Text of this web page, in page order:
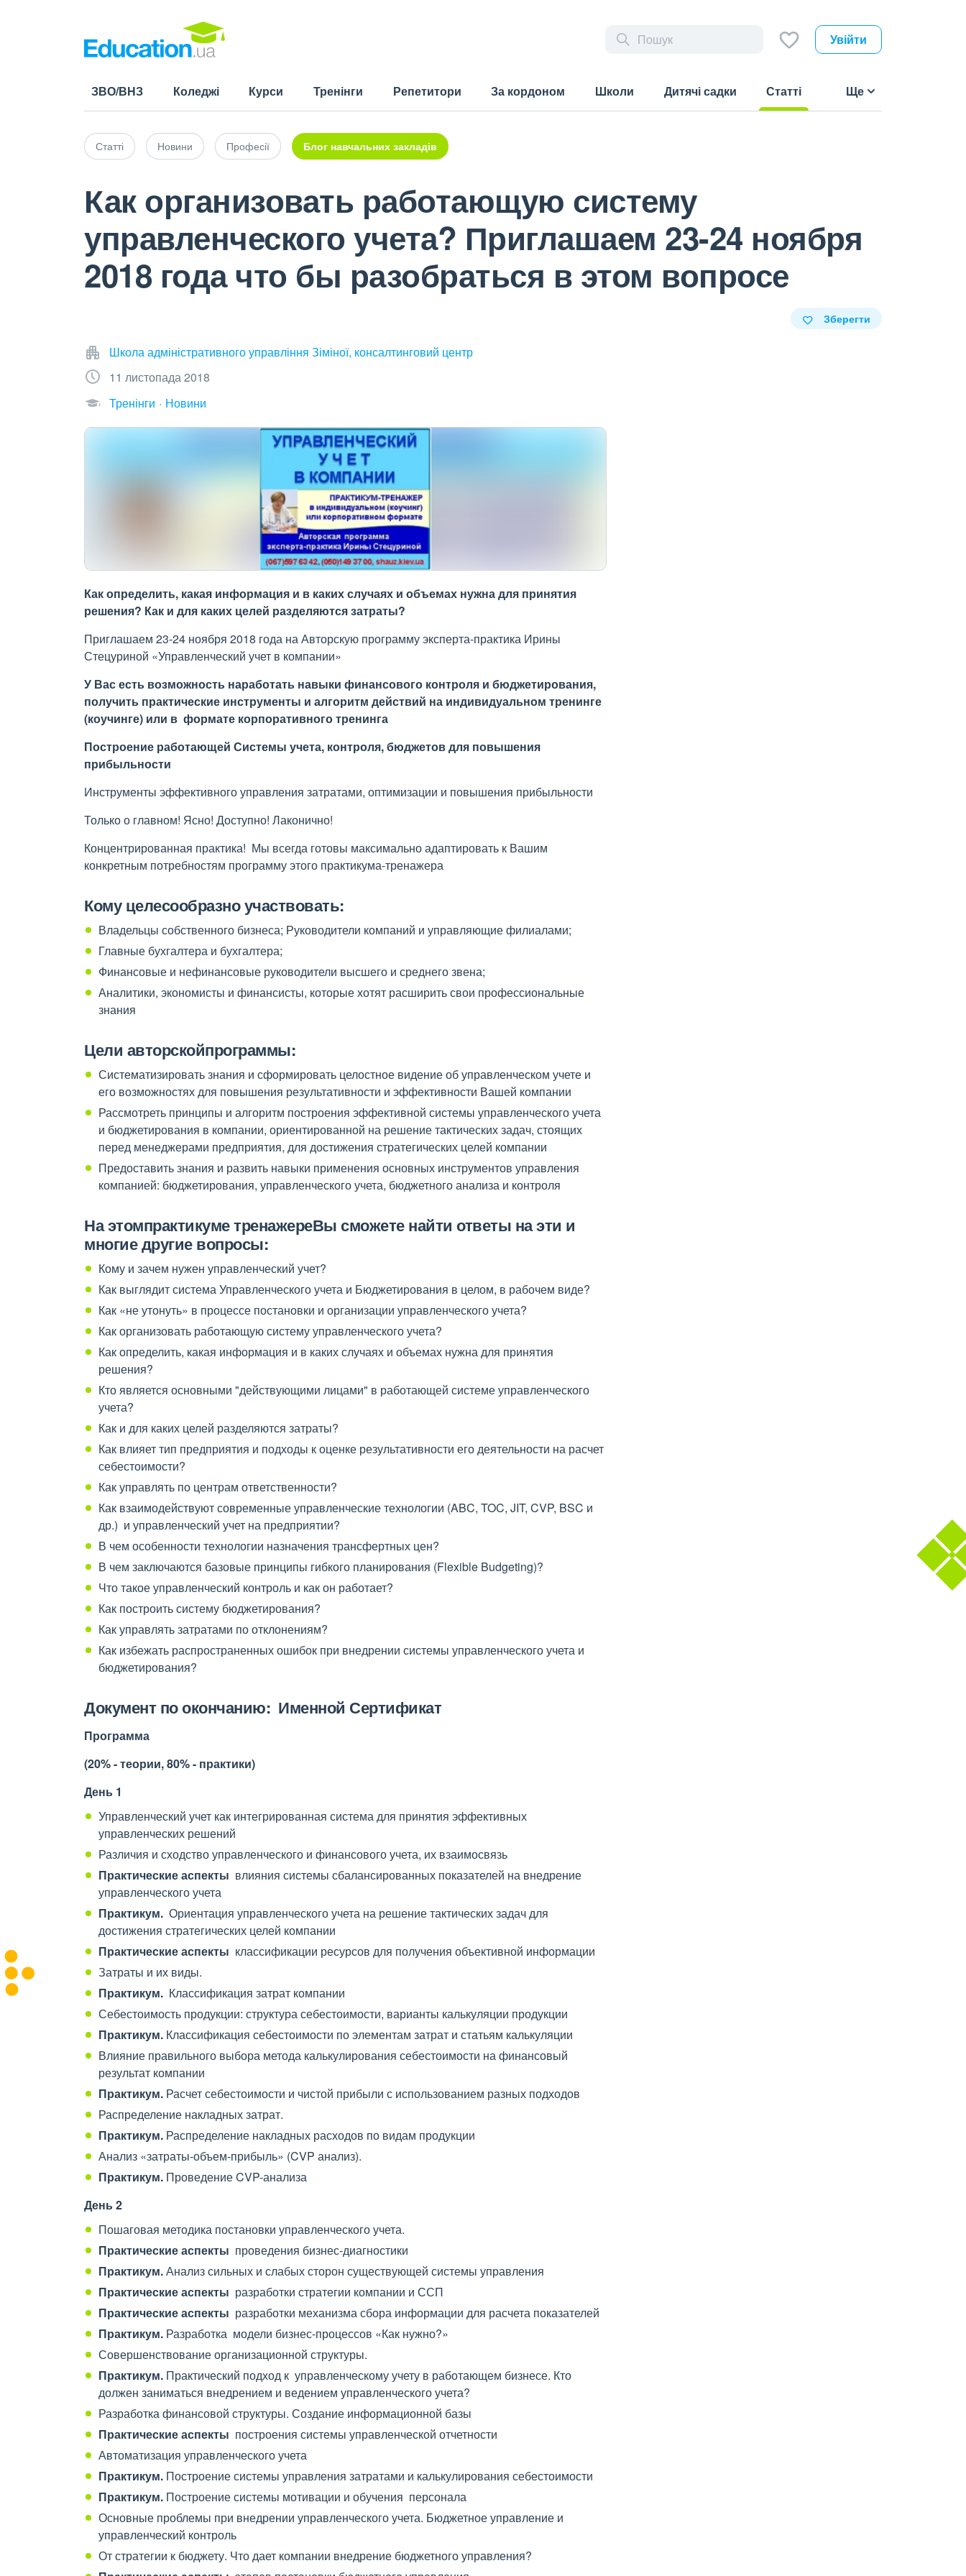
Увійти
ЗВО/ВНЗ Коледжі Курси Тренінги Репетитори За кордоном Школи Дитячі садки
Статті
Ще
Статті Новини Професії Блог навчальних закладів
Как организовать работающую систему
управленческого учета? Приглашаем 23-24 ноября
2018 года что бы разобраться в этом вопросе
Зберегти
Школа адміністративного управління Зіміної, консалтинговий центр
11 листопада 2018
Тренінги
Новини
Как определить, какая информация и в каких случаях и объемах нужна для принятия
решения? Как и для каких целей разделяются затраты?
Приглашаем 23-24 ноября 2018 года на Авторскую программу эксперта-практика Ирины
Стецуриной «Управленческий учет в компании»
У Вас есть возможность наработать навыки финансового контроля и бюджетирования,
получить практические инструменты и алгоритм действий на индивидуальном тренинге
(коучинге) или в формате корпоративного тренинга
Построение работающей Системы учета, контроля, бюджетов для повышения
прибыльности
Инструменты эффективного управления затратами, оптимизации и повышения прибыльности
Только о главном! Ясно! Доступно! Лаконично!
Концентрированная практика! Мы всегда готовы максимально адаптировать к Вашим
конкретным потребностям программу этого практикума-тренажера
Кому целесообразно участвовать:
Владельцы собственного бизнеса; Руководители компаний и управляющие филиалами;
Главные бухгалтера и бухгалтера;
Финансовые и нефинансовые руководители высшего и среднего звена;
Аналитики, экономисты и финансисты, которые хотят расширить свои профессиональные
знания
Цели авторскойпрограммы:
Систематизировать знания и сформировать целостное видение об управленческом учете и
его возможностях для повышения результативности и эффективности Вашей компании
Рассмотреть принципы и алгоритм построения эффективной системы управленческого учета
и бюджетирования в компании, ориентированной на решение тактических задач, стоящих
перед менеджерами предприятия, для достижения стратегических целей компании
Предоставить знания и развить навыки применения основных инструментов управления
компанией: бюджетирования, управленческого учета, бюджетного анализа и контроля
На этомпрактикуме тренажереВы сможете найти ответы на эти и
многие другие вопросы:
Кому и зачем нужен управленческий учет?
Как выглядит система Управленческого учета и Бюджетирования в целом, в рабочем виде?
Как «не утонуть» в процессе постановки и организации управленческого учета?
Как организовать работающую систему управленческого учета?
Как определить, какая информация и в каких случаях и объемах нужна для принятия
решения?
Кто является основными "действующими лицами" в работающей системе управленческого
учета?
Как и для каких целей разделяются затраты?
Как влияет тип предприятия и подходы к оценке результативности его деятельности на расчет
себестоимости?
Как управлять по центрам ответственности?
Как взаимодействуют современные управленческие технологии (ABC, TOC, JIT, CVP, BSC и
др.) и управленческий учет на предприятии?
В чем особенности технологии назначения трансфертных цен?
В чем заключаются базовые принципы гибкого планирования (Flexible Budgeting)?
Что такое управленческий контроль и как он работает?
Как построить систему бюджетирования?
Как управлять затратами по отклонениям?
Как избежать распространенных ошибок при внедрении системы управленческого учета и
бюджетирования?
Документ по окончанию: Именной Сертификат
Программа
(20% - теории, 80% - практики)
День 1
Управленческий учет как интегрированная система для принятия эффективных
управленческих решений
Различия и сходство управленческого и финансового учета, их взаимосвязь
Практические аспекты влияния системы сбалансированных показателей на внедрение
управленческого учета
Практикум. Ориентация управленческого учета на решение тактических задач для
достижения стратегических целей компании
Практические аспекты классификации ресурсов для получения объективной информации
Затраты и их виды.
Практикум. Классификация затрат компании
Себестоимость продукции: структура себестоимости, варианты калькуляции продукции
Практикум. Классификация себестоимости по элементам затрат и статьям калькуляции
Влияние правильного выбора метода калькулирования себестоимости на финансовый
результат компании
Практикум. Расчет себестоимости и чистой прибыли с использованием разных подходов
Распределение накладных затрат.
Практикум. Распределение накладных расходов по видам продукции
Анализ «затраты-объем-прибыль» (CVP анализ).
Практикум. Проведение CVP-анализа
День2
Пошаговая методика постановки управленческого учета.
Практические аспекты проведения бизнес-диагностики
Практикум.Анализ сильных и слабых сторон существующей системы управления
Практические аспекты разработки стратегии компании и ССП
Практические аспекты разработки механизма сбора информации для расчета показателей
Практикум. Разработка модели бизнес-процессов «Как нужно?»
Совершенствование организационной структуры.
Практикум. Практический подход к управленческому учету в работающем бизнесе. Кто
должен заниматься внедрением и ведением управленческого учета?
Разработка финансовой структуры. Создание информационной базы
Практические аспекты построения системы управленческой отчетности
Автоматизация управленческого учета
Практикум. Построение системы управления затратами и калькулирования себестоимости
Практикум. Построение системы мотивации и обучения персонала
Основные проблемы при внедрении управленческого учета. Бюджетное управление и
управленческий контроль
От стратегии к бюджету. Что дает компании внедрение бюджетного управления?